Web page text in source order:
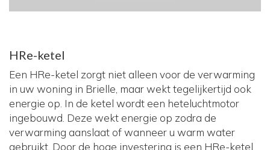
HRe-ketel
Een HRe-ketel zorgt niet alleen voor de verwarming
in uw woning in Brielle, maar wekt tegelijkertijd ook
energie op. In de ketel wordt een heteluchtmotor
ingebouwd. Deze wekt energie op zodra de
verwarming aanslaat of wanneer u warm water
gebruikt. Door de hoge investering is een HRe-ketel